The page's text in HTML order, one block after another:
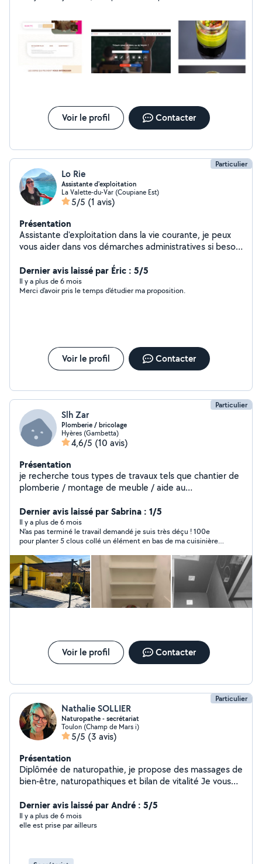
Formation (formations sur les outils digitaux (Facebook,
Instagram, TikTok, etc.), outils bureautiques (Outlook,
Teams, Word, PowerPoint, Forms, etc.), appareils
numériques (Ordinateur portable, tablette, téléphone)
et autres logiciels (sur demande). Si vous avez besoin
Voir le profil Contacter
Particulier
Lo Rie
Assistante d'exploitation
La Valette-du-Var (Coupiane Est)
5/5 (1 avis)
Présentation
Assistante d'exploitation dans la vie courante, je peux
vous aider dans vos démarches administratives si besoin
Adore les animaux !
Dernier avis laissé par Éric : 5/5
Il y a plus de 6 mois
Merci d'avoir pris le temps d'étudier ma proposition.
Voir le profil Contacter
Particulier
Slh Zar
Plomberie / bricolage
Hyères (Gambetta)
4,6/5 (10 avis)
Présentation
je recherche tous types de travaux tels que chantier de
plomberie / montage de meuble / aide au
Dernier avis laissé par Sabrina : 1/5
Il y a plus de 6 mois
N'as pas terminé le travail demandé je suis très déçu ! 100e
pour planter 5 clous collé un élément en bas de ma cuisinière
pour une dernière choses j'attends depuis 2mois.je lui ai
proposé de lui réglé l'essence pour m'avoir enmener dans un
magasin de bricolage il a refusé. En prime m'envoie des
messages privés désobligeants et insultants j'ai signalé cette
personne. Et pour finir ma laisser un message pour écrire que je
voulais le payer avec un sandwich. Je précise qu'il a été réglé
Quel déception. Menteur malpoli insutant... Signalé c'est le
minimum
Voir le profil Contacter
Particulier
Nathalie SOLLIER
Naturopathe - secrétariat
Toulon (Champ de Mars i)
5/5 (3 avis)
Présentation
Diplômée de naturopathie, je propose des massages de
bien-être, naturopathiques et bilan de vitalité Je vous
physique, mentale et émotionnelle par des méthodes
naturelles et développement personnel. Mais je peux
aussi - Vous accompagner dans les déplacements et
Dernier avis laissé par André : 5/5
Il y a plus de 6 mois
elle est prise par ailleurs